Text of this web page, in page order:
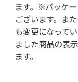
ます。※パッケ
ございます。ま
も変更になって
ました商品の表
ます。